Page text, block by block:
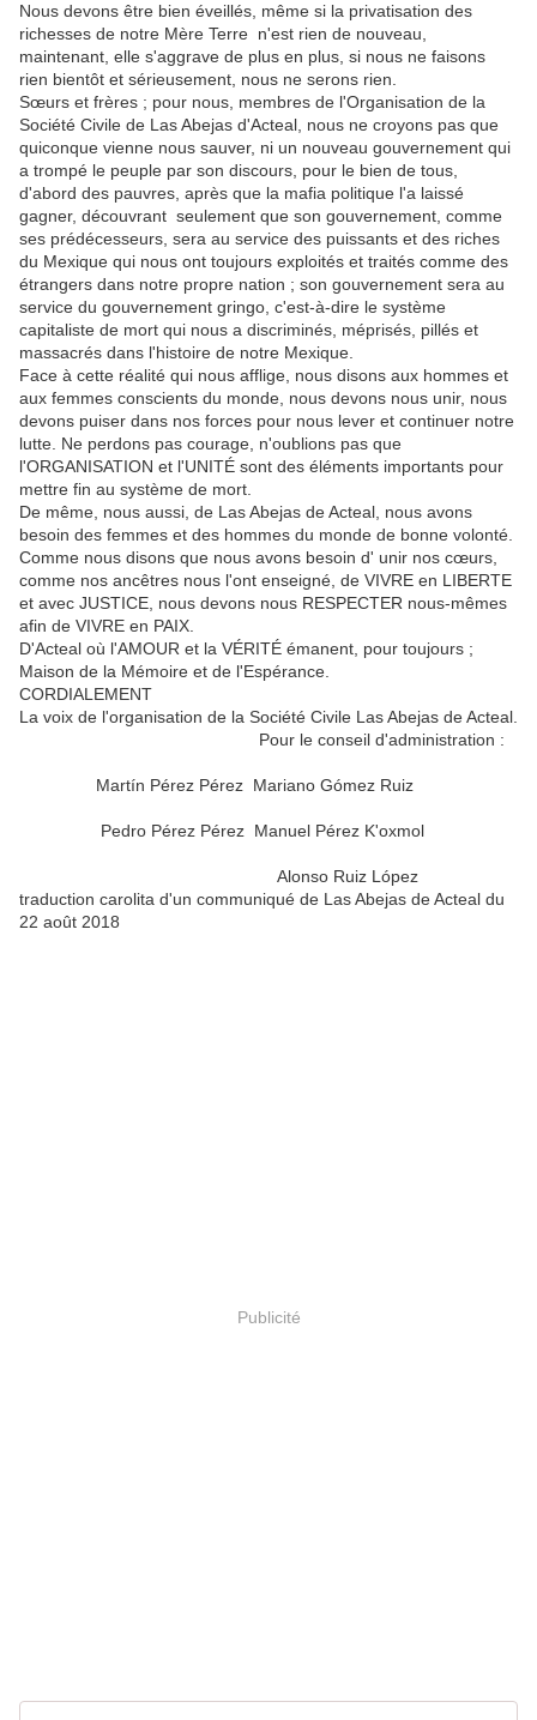
Nous devons être bien éveillés, même si la privatisation des
richesses de notre Mère Terre n'est rien de nouveau,
maintenant, elle s'aggrave de plus en plus, si nous ne faisons
rien bientôt et sérieusement, nous ne serons rien.
Sœurs et frères ; pour nous, membres de l'Organisation de la
Société Civile de Las Abejas d'Acteal, nous ne croyons pas que
quiconque vienne nous sauver, ni un nouveau gouvernement qui
a trompé le peuple par son discours, pour le bien de tous,
d'abord des pauvres, après que la mafia politique l'a laissé
gagner, découvrant seulement que son gouvernement, comme
ses prédécesseurs, sera au service des puissants et des riches
du Mexique qui nous ont toujours exploités et traités comme des
étrangers dans notre propre nation ; son gouvernement sera au
service du gouvernement gringo, c'est-à-dire le système
capitaliste de mort qui nous a discriminés, méprisés, pillés et
massacrés dans l'histoire de notre Mexique.
Face à cette réalité qui nous afflige, nous disons aux hommes et
aux femmes conscients du monde, nous devons nous unir, nous
devons puiser dans nos forces pour nous lever et continuer notre
lutte. Ne perdons pas courage, n'oublions pas que
l'ORGANISATION et l'UNITÉ sont des éléments importants pour
mettre fin au système de mort.
De même, nous aussi, de Las Abejas de Acteal, nous avons
besoin des femmes et des hommes du monde de bonne volonté.
Comme nous disons que nous avons besoin d' unir nos cœurs,
comme nos ancêtres nous l'ont enseigné, de VIVRE en LIBERTE
et avec JUSTICE, nous devons nous RESPECTER nous-mêmes
afin de VIVRE en PAIX.
D'Acteal où l'AMOUR et la VÉRITÉ émanent, pour toujours ;
Maison de la Mémoire et de l'Espérance.
CORDIALEMENT
La voix de l'organisation de la Société Civile Las Abejas de Acteal.
Pour le conseil d'administration :
Martín Pérez Pérez Mariano Gómez Ruiz
Pedro Pérez Pérez Manuel Pérez K'oxmol
Alonso Ruiz López
traduction carolita d'un communiqué de Las Abejas de Acteal du
22 août 2018
Publicité